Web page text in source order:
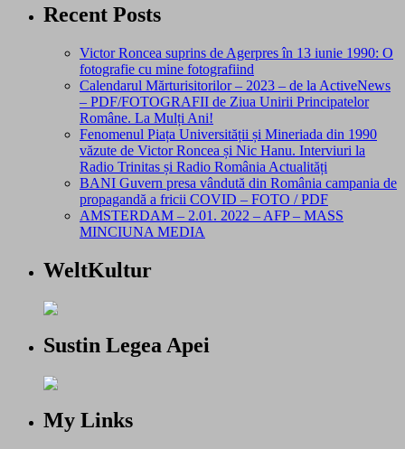
Recent Posts
Victor Roncea suprins de Agerpres în 13 iunie 1990: O
fotografie cu mine fotografiind
Calendarul Mărturisitorilor – 2023 – de la ActiveNews
– PDF/FOTOGRAFII de Ziua Unirii Principatelor
Române. La Mulți Ani!
Fenomenul Piața Universității și Mineriada din 1990
văzute de Victor Roncea și Nic Hanu. Interviuri la
Radio Trinitas și Radio România Actualități
BANI Guvern presa vândută din România campania de
propagandă a fricii COVID – FOTO / PDF
AMSTERDAM – 2.01. 2022 – AFP – MASS
MINCIUNA MEDIA
WeltKultur
Sustin Legea Apei
My Links